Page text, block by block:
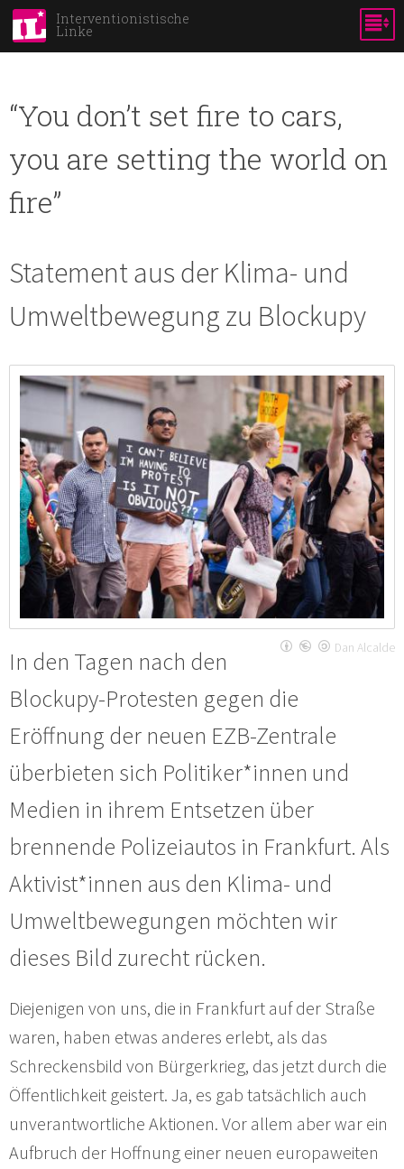
Skip to
content
Interventionistische
Linke
“You don’t set fire to cars,
you are setting the world on
fire”
Statement aus der Klima- und
Umweltbewegung zu Blockupy
Dan Alcalde
In den Tagen nach den
Blockupy-Protesten gegen die
Eröffnung der neuen EZB-Zentrale
überbieten sich Politiker*innen und
Medien in ihrem Entsetzen über
brennende Polizeiautos in Frankfurt. Als
Aktivist*innen aus den Klima- und
Umweltbewegungen möchten wir
dieses Bild zurecht rücken.
Diejenigen von uns, die in Frankfurt auf der Straße
waren, haben etwas anderes erlebt, als das
Schreckensbild von Bürgerkrieg, das jetzt durch die
Öffentlichkeit geistert. Ja, es gab tatsächlich auch
unverantwortliche Aktionen. Vor allem aber war ein
Aufbruch der Hoffnung einer neuen europaweiten